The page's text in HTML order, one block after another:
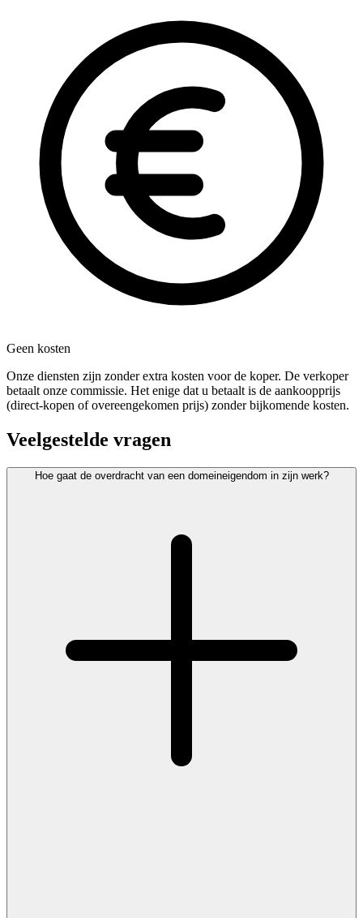
Geen kosten
Onze diensten zijn zonder extra kosten voor de koper. De verkoper
betaalt onze commissie. Het enige dat u betaalt is de aankoopprijs
(direct-kopen of overeengekomen prijs) zonder bijkomende kosten.
Veelgestelde vragen
Hoe gaat de overdracht van een domeineigendom in zijn werk?